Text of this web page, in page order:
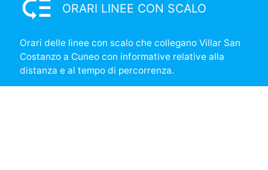
low_priority ORARI LINEE CON SCALO
Orari delle linee con scalo che collegano Villar San
Costanzo a Cuneo con informative relative alla
distanza e al tempo di percorrenza.